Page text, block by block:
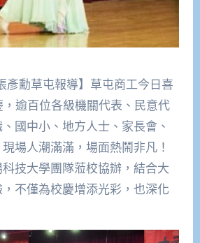
彥勳草屯報導】草屯商工今日喜
逾百位各級機關代表、民意代
國中小、地方人士、家長會、
場人潮滿滿，場面熱鬧非凡！
技大學團隊蒞校協辦，結合大
不僅為校慶增添光彩，也深化